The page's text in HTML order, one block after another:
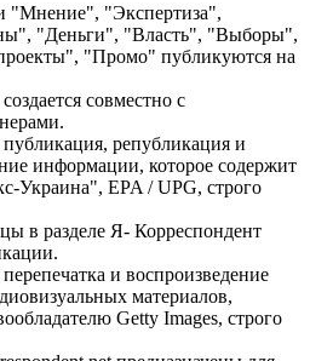
"Мнение", "Экспертиза",
"Деньги", "Власть", "Выборы",
"Промо" публикуются на
совместно с
републикация и
информации, которое содержит
Украина", EPA / UPG, строго
в разделе Я- Корреспондент
и воспроизведение
материалов,
Getty Images, строго